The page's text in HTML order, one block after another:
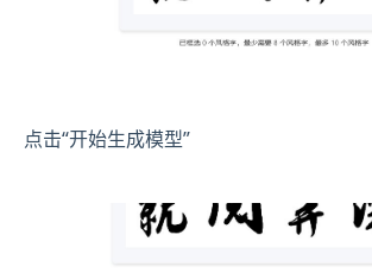
点击“开始生成模型”